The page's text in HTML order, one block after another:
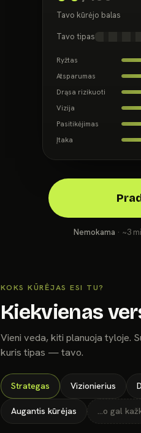
Tavo kūrėjo balas
Tavo tipas
Ryžtas
Atsparumas
Drąsa rizikuoti
Vizija
Pasitikėjimas
Įtaka
Nemokama · ~3
KOKS KŪRĖJAS ESI TU?
Kiekvienas
Vieni veda, kiti planuoja tyloje.
kuris tipas — tavo.
Strategas Vizionierius
Augantis kūrėjas …o gal